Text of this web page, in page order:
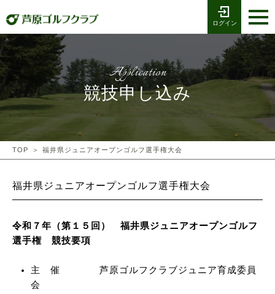
ログイン
受付時間8:00〜17:00
Tel 0776-79-1111
ホーム
海コース
湖コース
クラブ競技
採用情報
交通アクセス
Application
競技申し込み
TOP 福井県ジュニアオープンゴルフ選手権大会
福井県ジュニアオープンゴルフ選手権大会
令和７年（第１５回） 福井県ジュニアオープンゴルフ
選手権 競技要項
主 催 芦原ゴルフクラブジュニア育成委員
会